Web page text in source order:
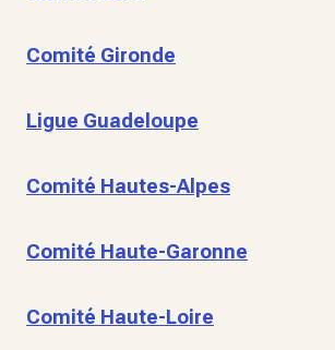
Comité Gironde
Ligue Guadeloupe
Comité Hautes-Alpes
Comité Haute-Garonne
Comité Haute-Loire